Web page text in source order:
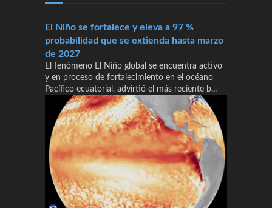
El Niño se fortalece y eleva a 97 %
probabilidad que se extienda hasta marzo
de 2027
El fenómeno El Niño global se encuentra activo
y en proceso de fortalecimiento en el océano
Pacífico ecuatorial, advirtió el más reciente b...